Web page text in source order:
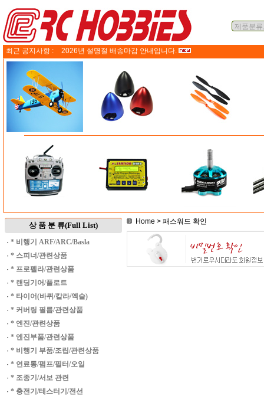
최근 공지사항 : 2026년 설명절 배송마감 안내입니다.
상 품 분 류(Full List)
· * 비행기 ARF/ARC/Basla
· * 스피너/관련상품
· * 프로펠라/관련상품
· * 랜딩기어/플로트
· * 타이어(바퀴/칼라/엑슬)
· * 커버링 필름/관련상품
· * 엔진/관련상품
· * 엔진부품/관련상품
· * 비행기 부품/조립/관련상품
· * 연료통/펌프/필터/오일
· * 조종기/서보 관련
· * 충전기/테스터기/전선
Home > 패스워드 확인